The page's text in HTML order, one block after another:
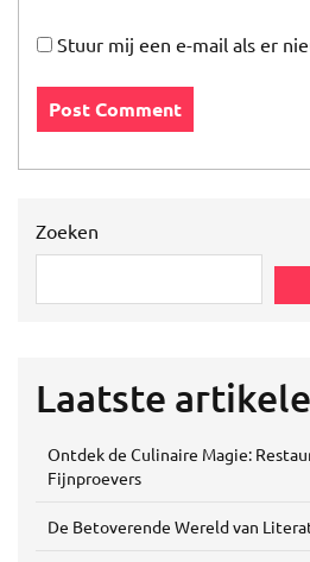
Stuur mij een e-mail als er
Zoeken
Laatste
Ontdek de Culinaire Magie:
Fijnproevers
De Betoverende Wereld van